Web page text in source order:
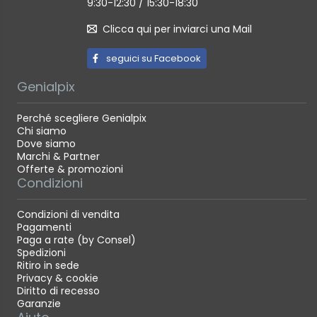
Accessori:Il software per elaborare e riprodurre le
immagini nel computer non è in dotazione con il
A questo scopo, è possibile scaricare
PHOTOfunSTUDIO dal sito Web Panasonic usando
un computer connesso a Internet.
http://panasonic.jp/support/global/cs/soft/downlo
ad/d_pfs99pe.html (per Windows) ・
Il software per elaborare i file RAW nel computer non
è in dotazione con il modello DMC-FZ2000.
A questo scopo, è possibile scaricare SILKYPIX
Developer Studio dal sito Web di Ichikawa Soft
Laboratory usando un computer connesso a
Internet. http://www.isl.co.jp/SILKYPIX/english/p/
(per Windows/Mac)
Accessori standard
Caricabatteria, pacco batteria,
cavo USB, paraluce, copriobiettivo, cordicella per
copriobiettivo,
copertura attacco a slitta, tracolla/・ È possibile
scaricare le istruzioni d'uso del dispositivo DMC-
FZ2000 per le funzionalità avanzate dal sito di
9:30-12:30 / 15:30-18:30
Clicca qui per inviarci una Mail
seguici su Facebook
Genialpix
Perché scegliere Genialpix
Chi siamo
Dove siamo
Marchi & Partner
Offerte & promozioni
Condizioni
Condizioni di vendita
Pagamenti
Paga a rate (by Consel)
Spedizioni
Ritiro in sede
Privacy & cookie
Diritto di recesso
Garanzie